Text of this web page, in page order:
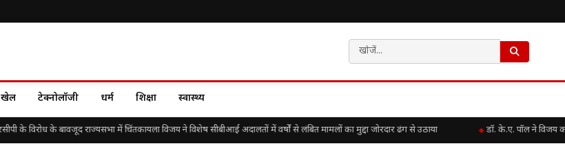
खेल टेक्नोलॉजी धर्म शिक्षा स्वास्थ्य
के विरोध के बावजूद राज्यसभा में चिंतकायला विजय ने विशेष सीबीआई अदालतों में वर्षों से लंबित मामलों का मुद्दा जोरदार ढंग से उठाया डॉ. के.ए. पॉल ने विजय को